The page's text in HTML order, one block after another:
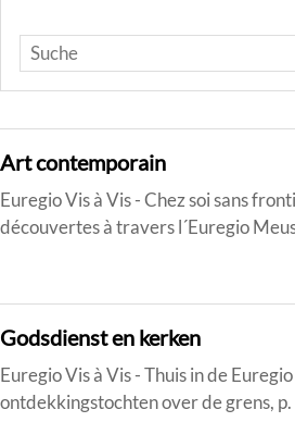
Art contemporain
Euregio Vis à Vis - Chez soi sans
découvertes à travers l´Euregio
Godsdienst en kerken
Euregio Vis à Vis - Thuis in de
ontdekkingstochten over de grens,